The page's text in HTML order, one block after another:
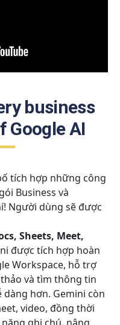
business
Google AI
tích hợp những công
Business và
Người dùng sẽ được
Sheets, Meet,
được tích hợp hoàn
Workspace, hỗ trợ
và tìm thông tin
hơn. Gemini còn
video, đồng thời